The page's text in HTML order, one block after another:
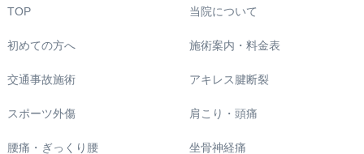
TOP 当院について
初めての方へ 施術案内・料金表
交通事故施術 アキレス腱断裂
スポーツ外傷 肩こり・頭痛
腰痛・ぎっくり腰 坐骨神経痛